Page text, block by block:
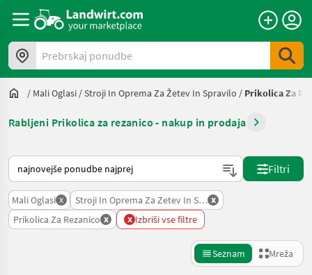
Prebrskaj ponudbe
/ Mali Oglasi /Stroji In Oprema Za Žetev In Spravilo / Prikolica Za
Rabljeni Prikolica za rezanico - nakup in prodaja
Tako je razvrščeno na Landwirt.com
Filtri
Mali Oglasi x Stroji In Oprema Za Zetev In Spravilo
x
Prikolica Za Rezanico x x Izbriši vse filtre
Seznam Mreža